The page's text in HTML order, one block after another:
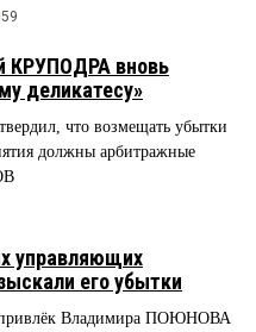
КРУПОДРА вновь
деликатесу»
что возмещать убытки
должны арбитражные
управляющих
его убытки
привлёк Владимира ПОЮНОВА